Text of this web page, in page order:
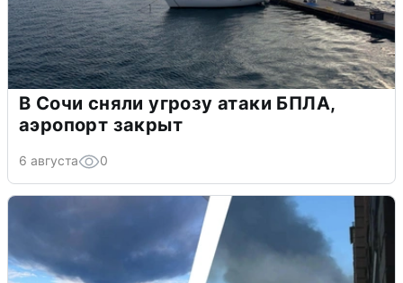
В Сочи сняли угрозу атаки БПЛА,
аэропорт закрыт
6 августа 0